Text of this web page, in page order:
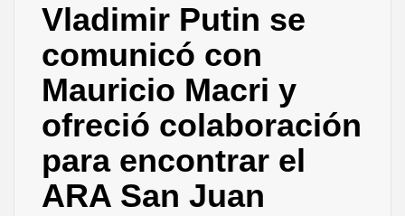
Vladimir Putin se
comunicó con
Mauricio Macri y
ofreció colaboración
para encontrar el
ARA San Juan